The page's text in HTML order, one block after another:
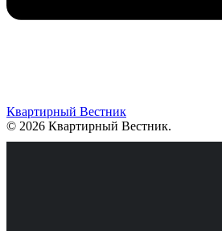
Квартирный Вестник
© 2026 Квартирный Вестник.